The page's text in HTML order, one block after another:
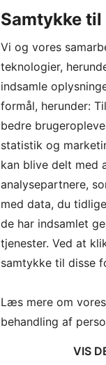
En lidt
plads,
LÆS
Det hele
kunne
jord. Så
Samtykke
Vi og vores
teknologier,
indsamle
formål, herunder:
bedre
statistik og
kan blive delt med
analysepartnere,
med data, du
de har indsamlet
tjenester. Ved at
samtykke til disse
Læs mere om
behandling af
VIS